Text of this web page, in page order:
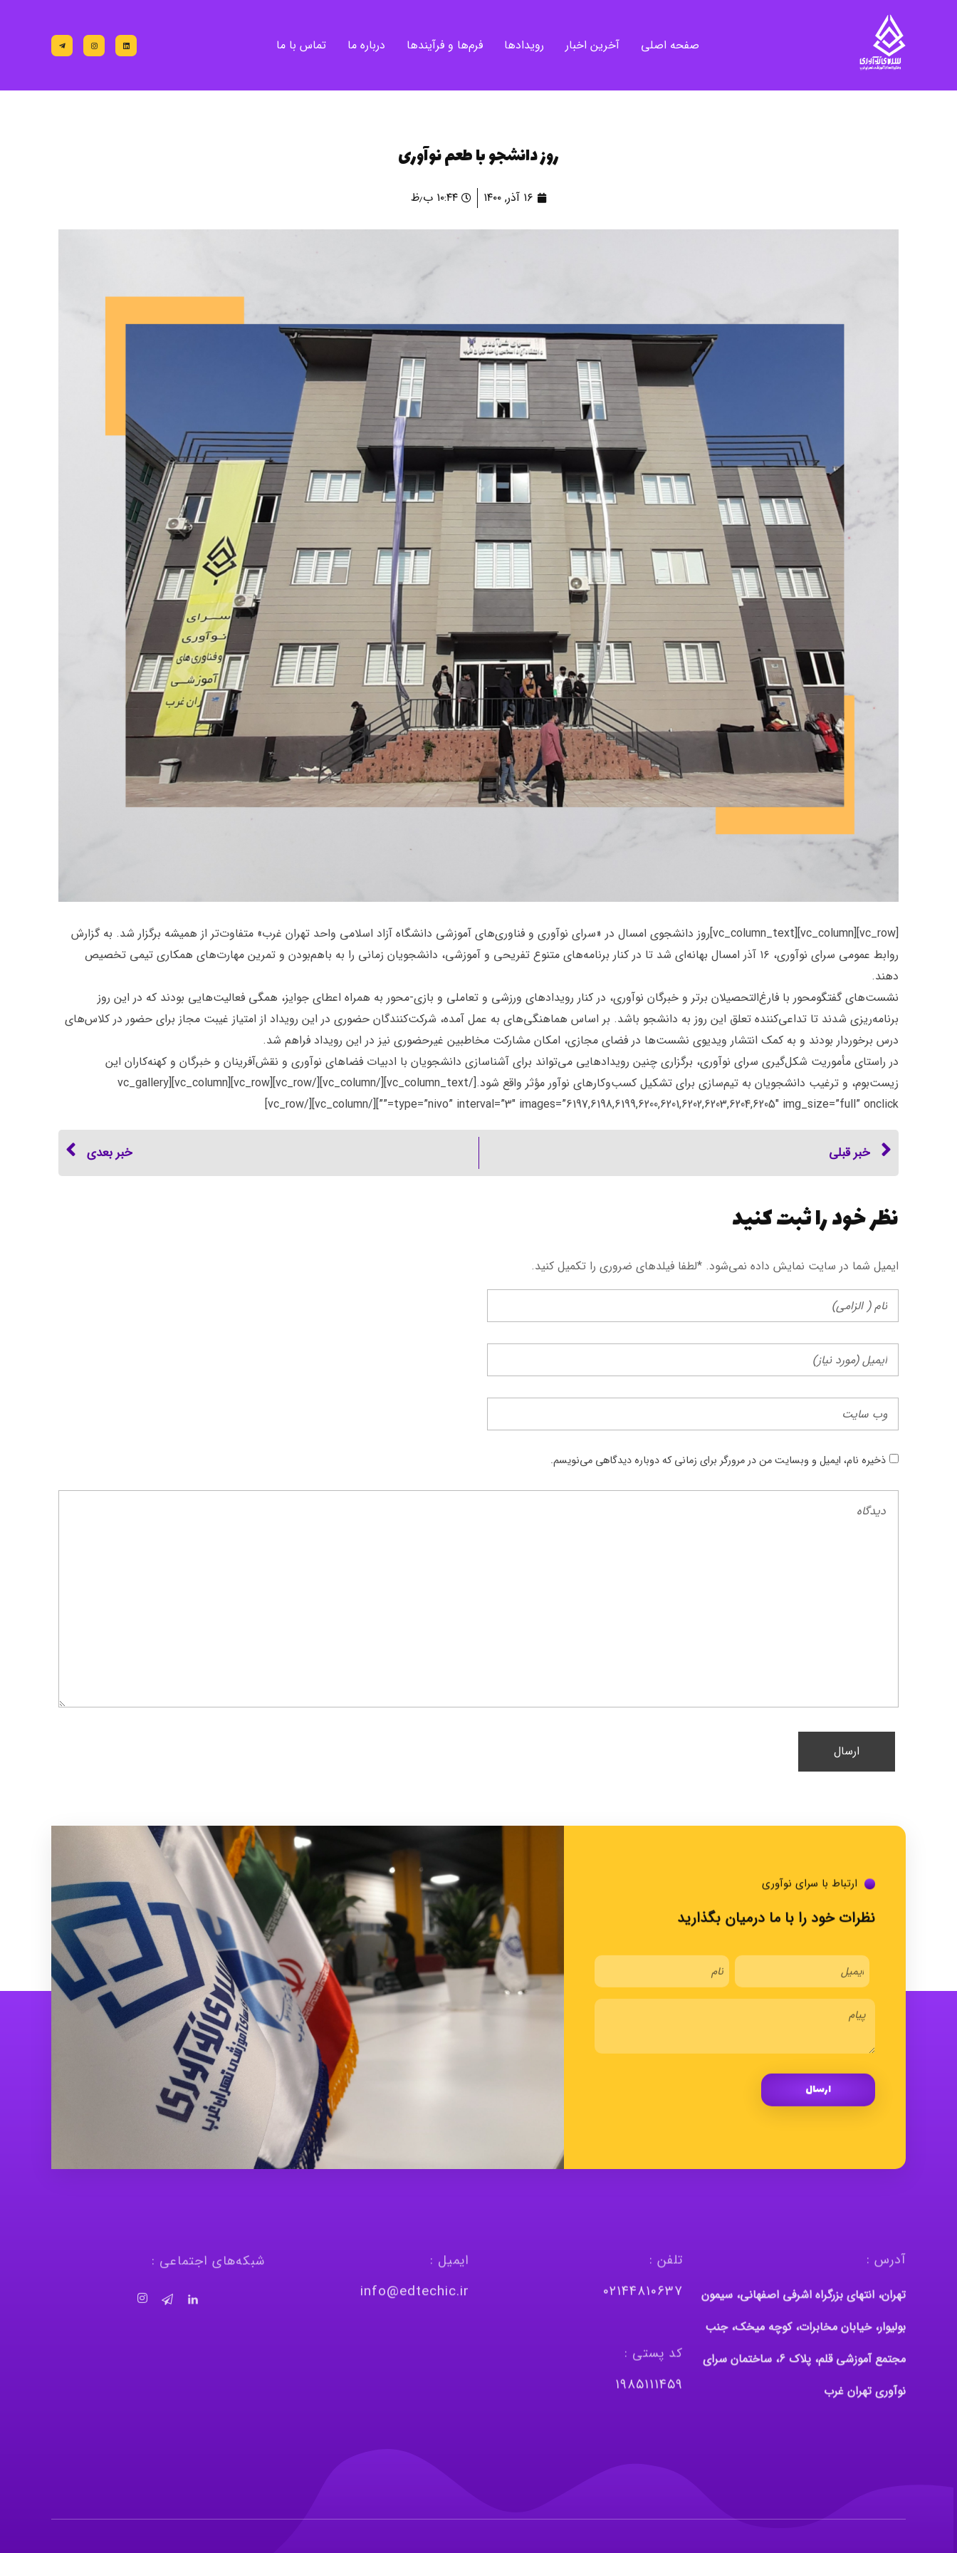
صفحه اصلی آخرین اخبار رویدادها فرم‌ها و فرآیندها درباره ما تماس با ما
روز دانشجو با طعم نوآوری
۱۶ آذر, ۱۴۰۰ ۱۰:۴۴ ب٫ظ
[vc_row][vc_column][vc_column_text]روز دانشجوی امسال در «سرای نوآوری و فناوری‌های آموزشی دانشگاه آزاد اسلامی واحد تهران غرب» متفاوت‌تر از همیشه برگزار شد. به گزارش
روابط عمومی سرای نوآوری، ۱۶ آذر امسال بهانه‌ای شد تا در کنار برنامه‌های متنوع تفریحی و آموزشی، دانشجویان زمانی را به باهم‌بودن و تمرین مهارت‌های همکاری تیمی تخصیص
دهند.
نشست‌های گفتگومحور با فارغ‌التحصیلان برتر و خبرگان نوآوری، در کنار رویدادهای ورزشی و تعاملی و بازی-محور به همراه اعطای جوایز، همگی فعالیت‌هایی بودند که در این روز
برنامه‌ریزی شدند تا تداعی‌کننده تعلق این روز به دانشجو باشد. بر اساس هماهنگی‌های به عمل آمده، شرکت‌کنندگان حضوری در این رویداد از امتیاز غیبت مجاز برای حضور در کلاس‌های
درس برخوردار بودند و به کمک انتشار ویدیوی نشست‌ها در فضای مجازی، امکان مشارکت مخاطبین غیرحضوری نیز در این رویداد فراهم شد.
در راستای مأموریت شکل‌گیری سرای نوآوری، برگزاری چنین رویدادهایی می‌تواند برای آشناسازی دانشجویان با ادبیات فضاهای نوآوری و نقش‌آفرینان و خبرگان و کهنه‌کاران این
زیست‌بوم، و ترغیب دانشجویان به تیم‌سازی برای تشکیل کسب‌وکارهای نوآور مؤثر واقع شود.[/vc_column_text][/vc_column][/vc_row][vc_row][vc_column][vc_gallery
type=”nivo” interval=”3″ images=”6197,6198,6199,6200,6201,6202,6203,6204,6205″ img_size=”full” onclick=””][/vc_column][/vc_row]
خبر قبلی خبر بعدی
نظر خود را ثبت کنید
ایمیل شما در سایت نمایش داده نمی‌شود. *لطفا فیلد‌های ضروری را تکمیل کنید.
ذخیره نام، ایمیل و وبسایت من در مرورگر برای زمانی که دوباره دیدگاهی می‌نویسم.
ارتباط با سرای نوآوری
نظرات خود را با ما درمیان بگذارید
آدرس :
تهران، انتهای بزرگراه اشرفی اصفهانی، سیمون
بولیوار، خیابان مخابرات، کوچه میخک، جنب
مجتمع آموزشی قلم، پلاک 6، ساختمان سرای
نوآوری تهران غرب
تلفن :
٠٢١٤٤٨١٠٦٣٧
کد پستی :
١٩٨٥١١١٤٥٩
ایمیل :
info@edtechic.ir
شبکه‌های اجتماعی :